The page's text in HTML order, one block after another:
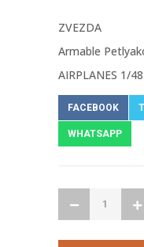
ZVEZDA
Armable
AIRPLANES 1/48
FACEBOOK
WHATSAPP